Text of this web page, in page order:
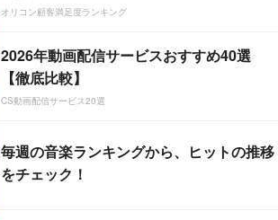
オリコン顧客満足度ランキング
2026年動画配信サービスおすすめ40選
【徹底比較】
CS動画配信サービス20選
毎週の音楽ランキングから、ヒットの推移
をチェック！